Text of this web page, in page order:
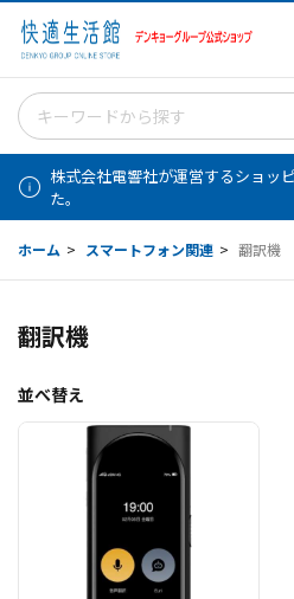
株式会社電響社が運営するショッ
た。
ホーム > スマートフォン関連 > 翻訳機
翻訳機
並べ替え